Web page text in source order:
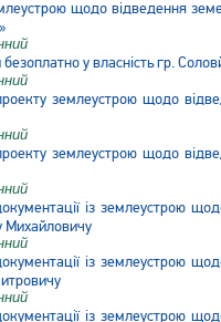
щодо відведення
у власність гр.
землеустрою щодо
землеустрою щодо
із землеустрою
Михайловичу
із землеустрою
із землеустрою